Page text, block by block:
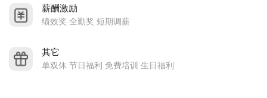
薪酬激励
绩效奖 全勤奖 短期调薪
其它
单双休 节日福利 免费培训 生日福利